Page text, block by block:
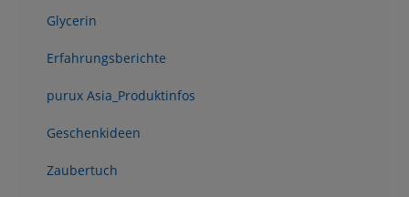
Glycerin
Erfahrungsberichte
purux Asia_Produktinfos
Geschenkideen
Zaubertuch